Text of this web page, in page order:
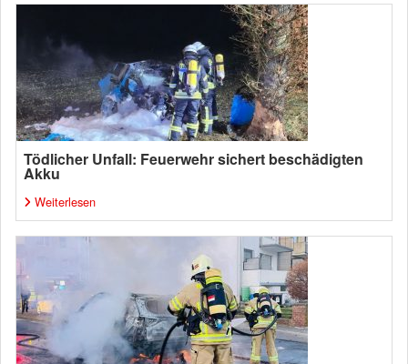
Tödlicher Unfall: Feuerwehr sichert beschädigten
Akku
Weiterlesen